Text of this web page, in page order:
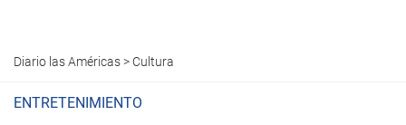
Diario las Américas> Cultura
ENTRETENIMIENTO